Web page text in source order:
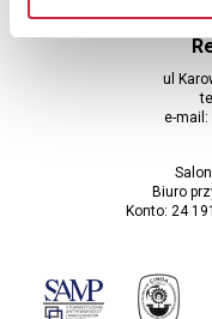
ul
e-mail:
Biuro
Konto: 24